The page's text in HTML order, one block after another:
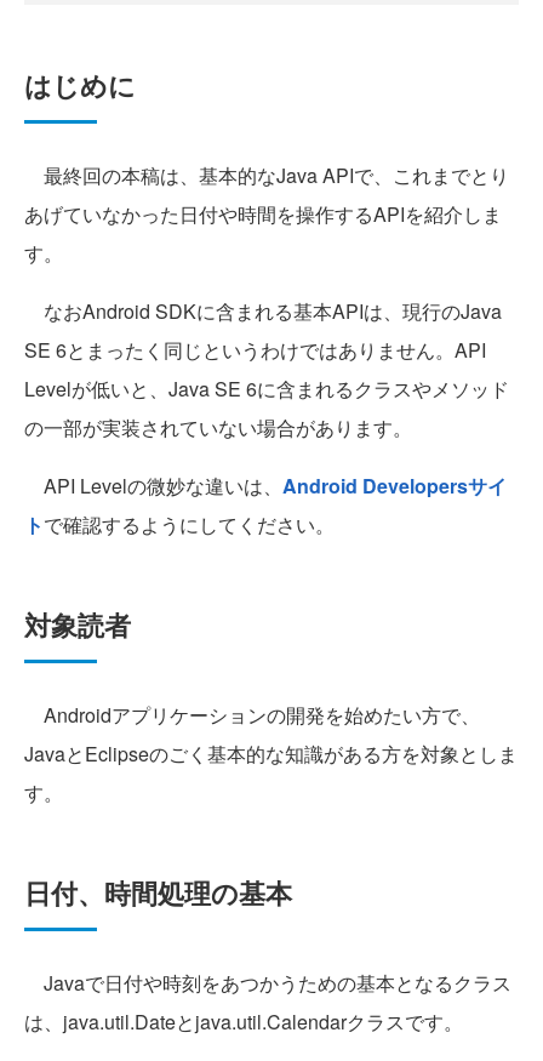
はじめに
最終回の本稿は、基本的なJava APIで、これまでとり
あげていなかった日付や時間を操作するAPIを紹介しま
す。
なおAndroid SDKに含まれる基本APIは、現行のJava
SE 6とまったく同じというわけではありません。API
Levelが低いと、Java SE 6に含まれるクラスやメソッド
の一部が実装されていない場合があります。
API Levelの微妙な違いは、 Android Developersサイ
トで確認するようにしてください。
対象読者
Androidアプリケーションの開発を始めたい方で、
JavaとEclipseのごく基本的な知識がある方を対象としま
す。
日付、時間処理の基本
Javaで日付や時刻をあつかうための基本となるクラス
は、java.util.Dateとjava.util.Calendarクラスです。